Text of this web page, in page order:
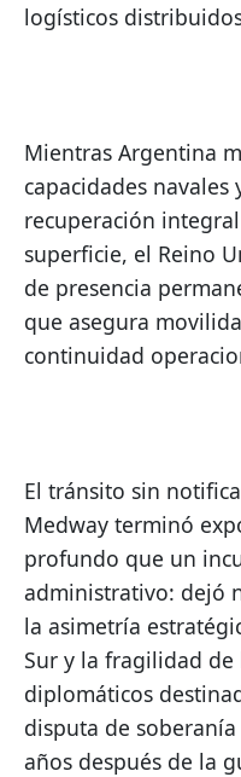
logísticos
Mientras Argentina
capacidades
recuperación
superficie, el Reino
de presencia
que asegura
continuidad
El tránsito sin
Medway terminó
profundo que un
administrativo: dejó
la asimetría
Sur y la fragilidad de
diplomáticos
disputa de
años después de la